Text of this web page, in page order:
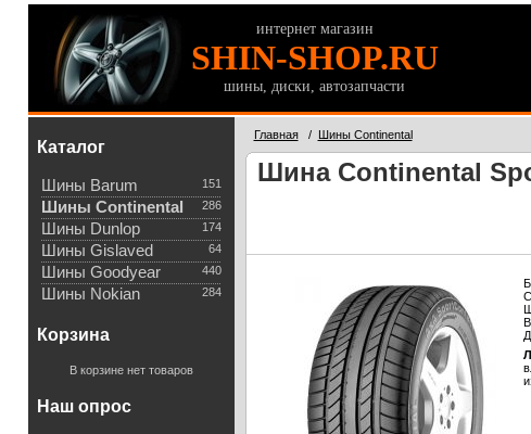
интернет магазин
SHIN-SHOP.RU
шины, диски, автозапчасти
Каталог
151
Шины Barum
286
Шины Continental
174
Шины Dunlop
64
Шины Gislaved
440
Шины Goodyear
284
Шины Nokian
Корзина
В корзине нет товаров
Наш опрос
Главная/ Шины Continental
Шина Continental